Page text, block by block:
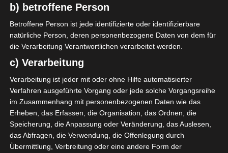
Stade Olympique de Sousse (Olympiastadion
Sousse)
TORE
B. Nouisser
17'
Tor
M. Ben Tiba
22'
Tor
M. Ben Tiba
52'
b) betroffene Person
Betroffene Person ist jede identifizierte oder identifizierbare
natürliche Person, deren personenbezogene Daten von dem für
die Verarbeitung Verantwortlichen verarbeitet werden.
c) Verarbeitung
Verarbeitung ist jeder mit oder ohne Hilfe automatisierter
Verfahren ausgeführte Vorgang oder jede solche Vorgangsreihe
im Zusammenhang mit personenbezogenen Daten wie das
Erheben, das Erfassen, die Organisation, das Ordnen, die
Speicherung, die Anpassung oder Veränderung, das Auslesen,
das Abfragen, die Verwendung, die Offenlegung durch
Übermittlung, Verbreitung oder eine andere Form der